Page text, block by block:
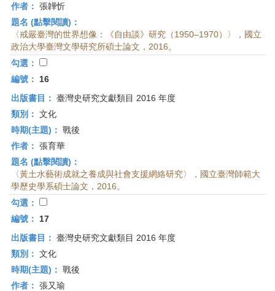
作者： 張韡忻
題名 (點擊閱讀)：
〈戒嚴臺灣的世界想像：《自由談》研究（1950–1970）〉，國立
政治大學臺灣文學研究所碩士論文，2016。
勾選：
編號：
16
出版書目： 臺灣史研究文獻類目 2016 年度
類別： 文化
時期(主題)： 戰後
作者： 張育華
題名 (點擊閱讀)：
〈黃土水藝術成就之養成與社會支援網絡研究〉，國立臺灣師範大
學歷史學系碩士論文，2016。
勾選：
編號：
17
出版書目： 臺灣史研究文獻類目 2016 年度
類別： 文化
時期(主題)： 戰後
作者： 張又瑜